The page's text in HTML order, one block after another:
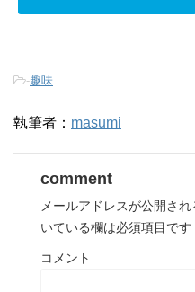
-趣味
執筆者： masumi
comment
メールアドレスが公開され
いている欄は必須項目です
コメント